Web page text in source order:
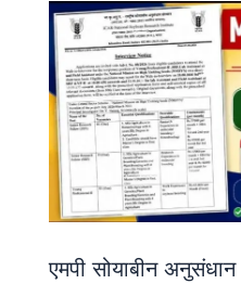
एमपी सोयाबीन